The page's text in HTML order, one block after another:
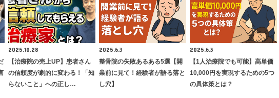
2025.10.28
【治療院の売上UP】患者さん
の信頼度が劇的に変わる！「知
らないこと」への正し…
2025.6.3
整骨院の失敗あるある5選【開
業前に見て！経験者が語る落と
し穴】
2025.6.3
【1人治療院でも可能】高単価
10,000円を実現するための5つ
の具体策とは？